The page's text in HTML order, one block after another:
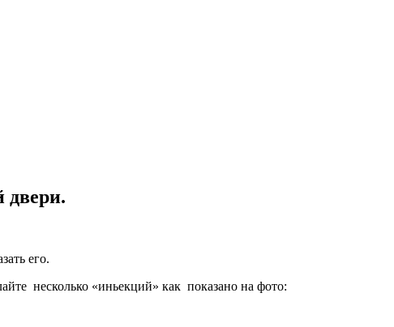
двери.
его.
несколько «иньекций» как показано на фото: